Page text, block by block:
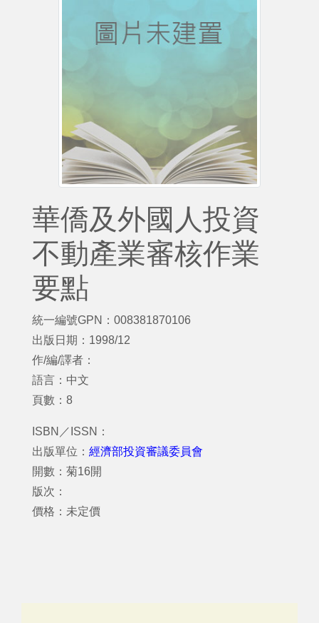
華僑及外國人投資
不動產業審核作業
要點
統一編號GPN：008381870106
出版日期：1998/12
作/編/譯者：
語言：中文
頁數：8
ISBN／ISSN：
出版單位： 經濟部投資審議委員會
開數：菊16開
版次：
價格：未定價